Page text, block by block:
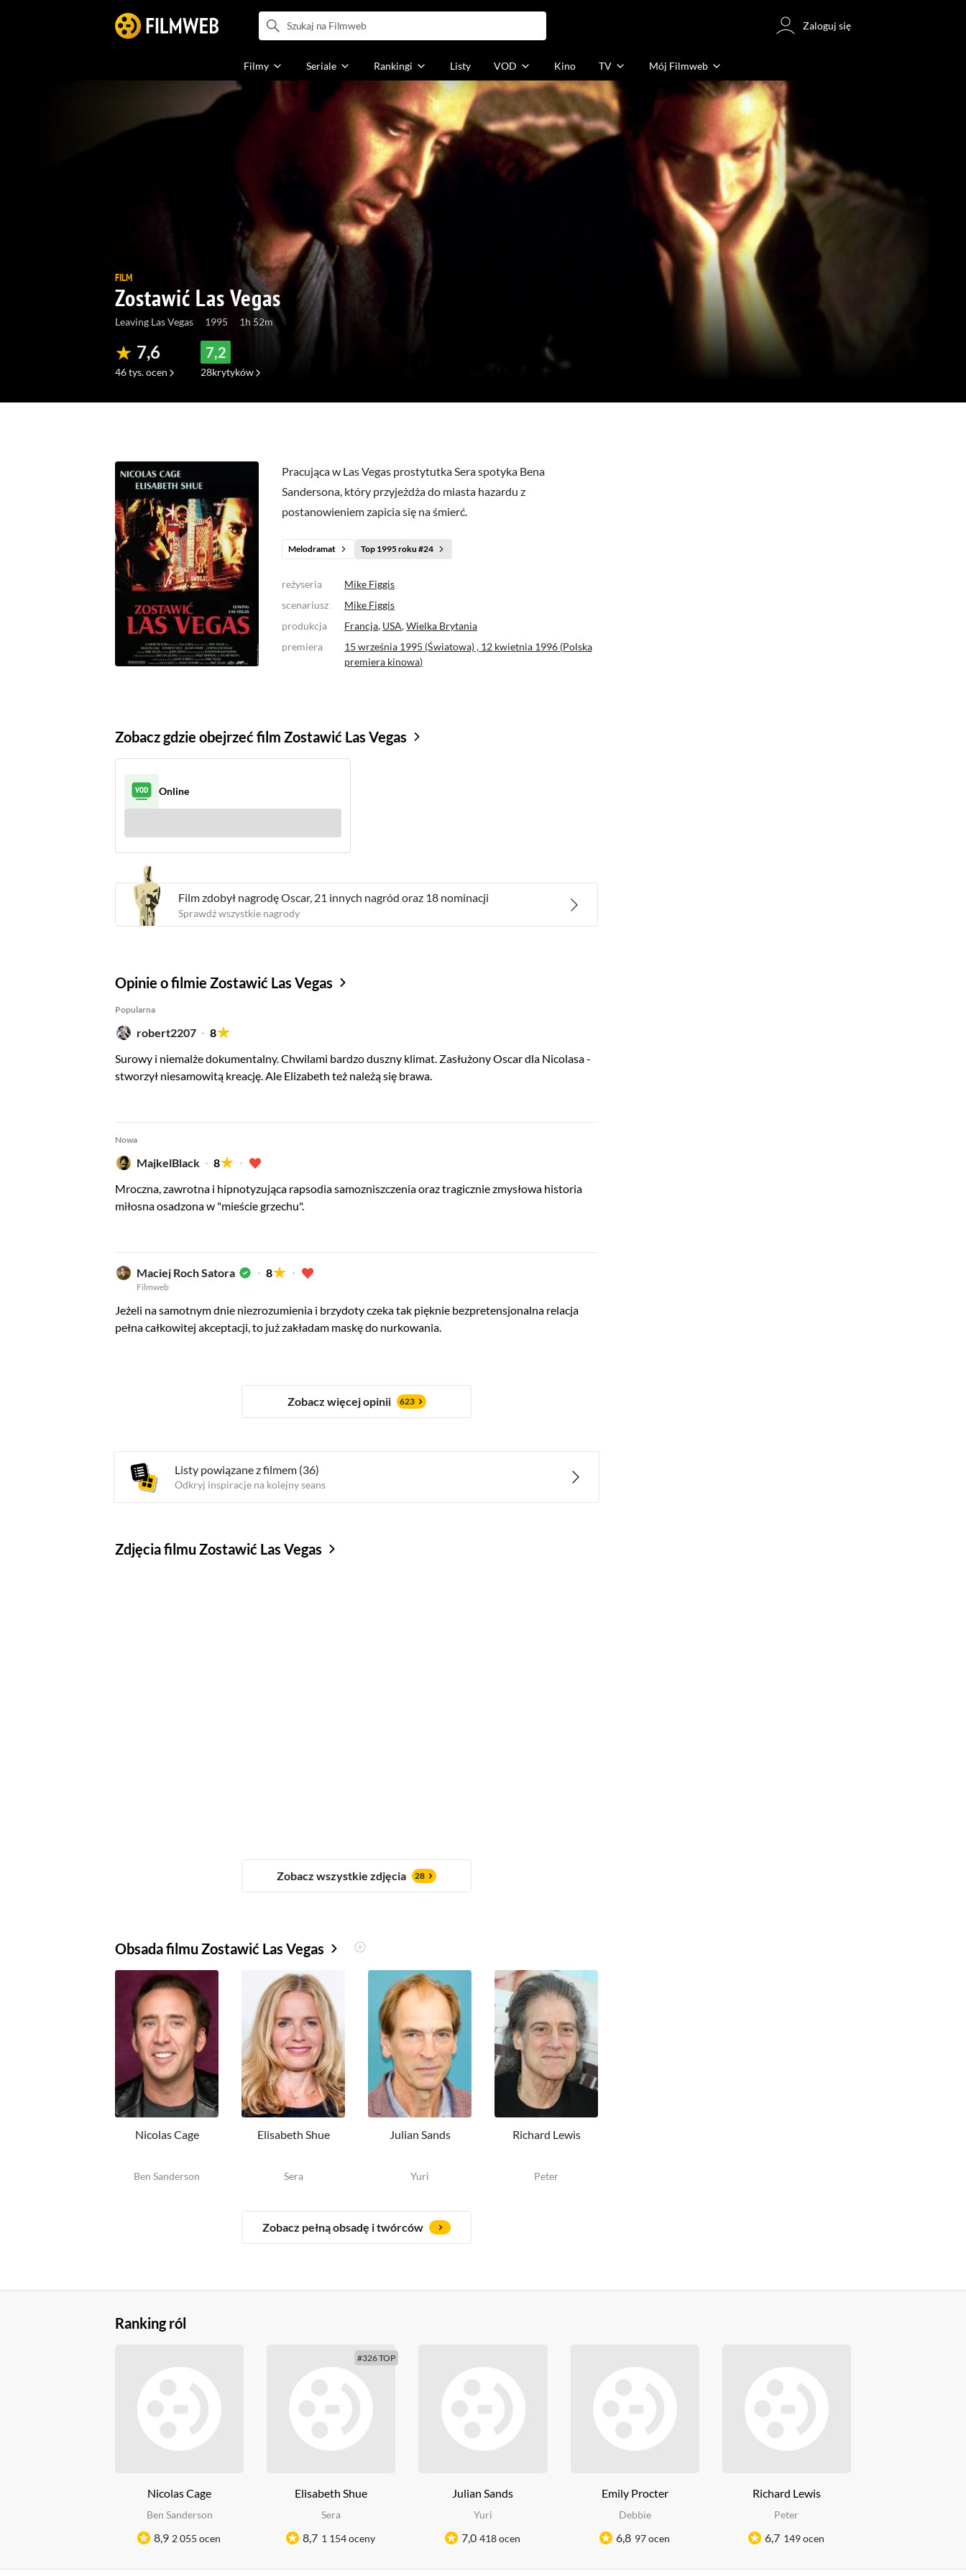
Zaloguj się
Filmy Seriale Rankingi Listy Mój Filmweb
VOD Kino TV
FILM
Zostawić Las Vegas
Leaving Las Vegas 1995 1h 52m
7,6
46 tys.ocen
7,2
28krytyków
Pracująca w Las Vegas prostytutka Sera spotyka Bena
Sandersona, który przyjeżdża do miasta hazardu z
postanowieniem zapicia się na śmierć.
Melodramat Top 1995 roku #24
reżyseria
Mike Figgis
scenariusz
Mike Figgis
produkcja
Francja, USA,Wielka Brytania
premiera
15 września 1995 (Światowa) , 12 kwietnia 1996 (Polska
premiera kinowa)
Film zdobył nagrodęOscar, 21 innych nagród oraz 18 nominacji
Sprawdź wszystkie nagrody
Zobacz gdzie obejrzeć film Zostawić Las Vegas
Online
Opinie o filmie Zostawić Las Vegas
Popularna
robert2207
8
Surowy i niemalże dokumentalny. Chwilami bardzo duszny klimat. Zasłużony Oscar dla Nicolasa -
stworzył niesamowitą kreację. Ale Elizabeth też należą się brawa.
Nowa
MajkelBlack
8
Mroczna, zawrotna i hipnotyzująca rapsodia samozniszczenia oraz tragicznie zmysłowa historia
miłosna osadzona w "mieście grzechu".
Maciej Roch Satora 8
Filmweb
Jeżeli na samotnym dnie niezrozumienia i brzydoty czeka tak pięknie bezpretensjonalna relacja
pełna całkowitej akceptacji, to już zakładam maskę do nurkowania.
Zobacz więcej opinii 623
Listy powiązane z filmem (36)
Odkryj inspiracje na kolejny seans
Zdjęcia filmu Zostawić Las Vegas
Zobacz wszystkie zdjęcia 28
Obsada filmu Zostawić Las Vegas
Nicolas Cage
Ben Sanderson
Elisabeth Shue
Sera
Julian Sands
Yuri
Richard Lewis
Peter
Zobacz pełną obsadę i twórców
Ranking ról
Nicolas Cage
Ben Sanderson
8,9 2 055 ocen
#326 TOP
Elisabeth Shue
Sera
8,7 1 154 oceny
Julian Sands
Yuri
7,0 418 ocen
Emily Procter
Debbie
6,8 97 ocen
Richard Lewis
Peter
6,7 149 ocen